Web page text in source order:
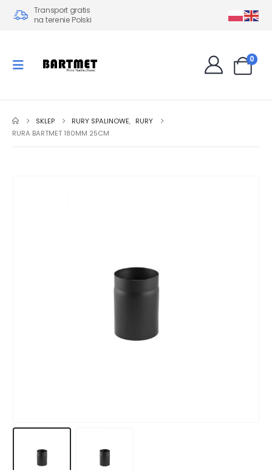
Transport gratis
na terenie Polski
0
SKLEP RURY SPALINOWE, RURY
RURA BARTMET 180MM 25CM